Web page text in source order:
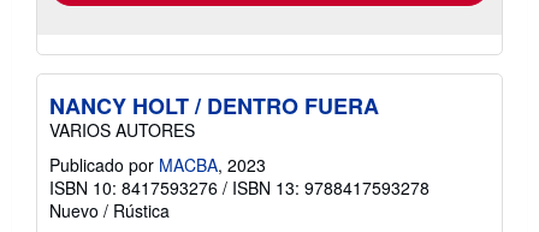
NANCY HOLT / DENTRO FUERA
VARIOS AUTORES
Publicado por MACBA, 2023
ISBN 10: 8417593276 / ISBN 13: 9788417593278
Nuevo / Rústica